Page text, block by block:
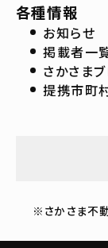
各種情報
お知らせ
掲載者一
さかさま
提携市町
※さかさま不